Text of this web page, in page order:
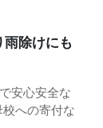
除けにも
安心安全な
への寄付な